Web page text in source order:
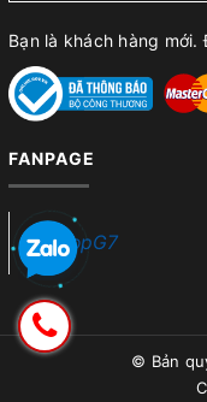
Bạn là khách hàng
FANPAGE
ShopG7
© Bản